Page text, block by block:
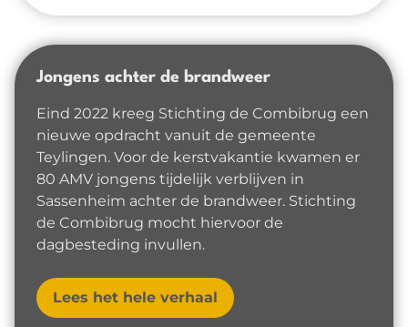
Jongens achter de brandweer
Eind 2022 kreeg Stichting de Combibrug een
nieuwe opdracht vanuit de gemeente
Teylingen. Voor de kerstvakantie kwamen er
80 AMV jongens tijdelijk verblijven in
Sassenheim achter de brandweer. Stichting
de Combibrug mocht hiervoor de
dagbesteding invullen.
Lees het hele verhaal